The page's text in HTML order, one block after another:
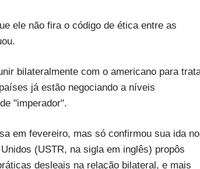
ele não fira o código de ética entre as
bilateralmente com o americano para
já estão negociando a níveis
"imperador".
em fevereiro, mas só confirmou sua ida no
(USTR, na sigla em inglês) propôs
desleais na relação bilateral, e mais